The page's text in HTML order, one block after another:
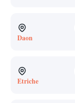
Daon
Etriche